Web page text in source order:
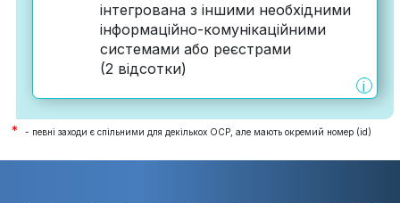
інтегрована з іншими необхідними
інформаційно-комунікаційними
системами або реєстрами
(2 відсотки)
i
* - певні заходи є спільними для декількох ОСР, але мають окремий номер (id)